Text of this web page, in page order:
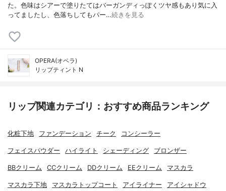
た。色味はシアーで塗りたてはバーガンディっぽくツヤ感もあり気に入
ってましたし、色落ちしてもパー…続きを見る
OPERA(オペラ)
リップティント N
リップ関連カテゴリ：おすすめ商品ランキング
化粧下地 ファンデーション チーク コンシーラー
フェイスパウダー ハイライト シェーディング ブロンザー
BBクリーム CCクリーム DDクリーム EEクリーム マスカラ
マスカラ下地 マスカラトップコート アイライナー アイシャドウ